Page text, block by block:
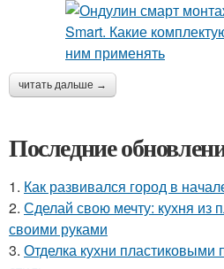
читать дальше →
Последние
1. Как развивался город в
2. Сделай свою мечту: кухня из
своими руками
3. Отделка кухни пластиковыми